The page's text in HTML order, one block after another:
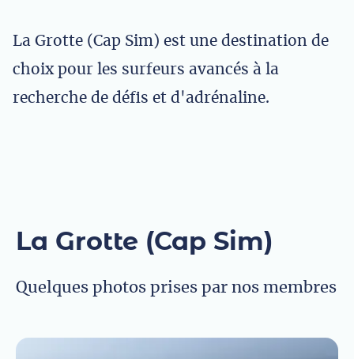
La Grotte (Cap Sim) est une destination de
choix pour les surfeurs avancés à la
recherche de défis et d'adrénaline.
La Grotte (Cap Sim)
Quelques photos prises par nos membres